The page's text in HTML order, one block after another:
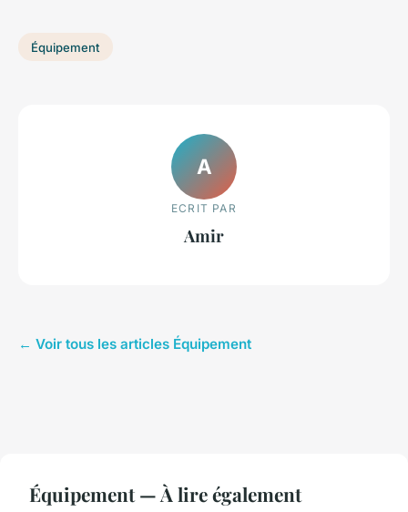
Équipement
A
ECRIT PAR
Amir
← Voir tous les articles Équipement
Équipement — À lire également